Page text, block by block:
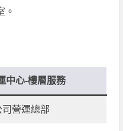
。
中心-樓層服務
司營運總部